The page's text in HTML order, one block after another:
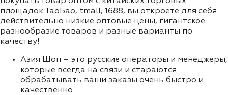
площадок ТаоБао, tmall, 1688, вы откроете для себя
действительно низкие оптовые цены, гигантское
разнообразие товаров и разные варианты по
качеству!
Азия Шоп – это русские операторы и менеджеры,
которые всегда на связи и стараются
обрабатывать ваши заказы очень быстро и
качественно